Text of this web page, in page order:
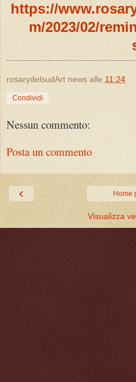
https://
m/2023/02/
rosarydelsudArt news alle 11:24
Condividi
Nessun commento:
Posta un commento
‹ Home
Visualizza